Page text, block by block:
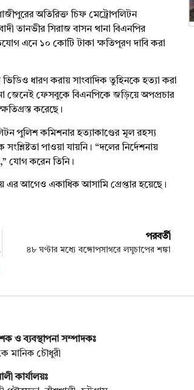
অতিরিক্ত চিফ মেট্রোপলিটন
তানভীর সিরাজ বাসন থানা বিএনপির
এনে ১০ কোটি টাকা ক্ষতিপূরণ দাবি করা
ধারণ করায় সাংবাদিক তুহিনকে হত্যা করা
জেনেই ফেসবুকে বিএনপিকে জড়িয়ে অপপ্রচার
করেছে।
পুলিশ কমিশনার হত্যাকাণ্ডের মূল রহস্য
পাওয়া যায়নি। “দলের নির্দেশনায়
যোগ করেন তিনি।
এর আগেও একাধিক আসামি গ্রেপ্তার হয়েছে।
চালু
পরবর্তী
৪৮ ঘণ্টার মধ্যে বঙ্গোপসাগরে লঘুচাপের শঙ্কা
ও ব্যবস্থাপনা সম্পাদকঃ
মানিক চৌধুরী
কার্যালয়ঃ